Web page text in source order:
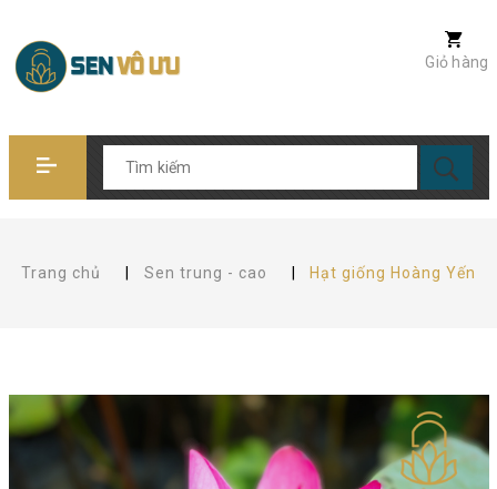
Giỏ hàng
Trang chủ Sen trung - cao Hạt giống Hoàng Yến